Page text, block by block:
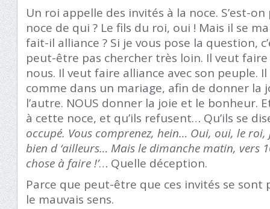
Un roi appelle des invités à la noce. S’est-
noce de qui ? Le fils du roi, oui ! Mais il se
fait-il alliance ? Si je vous pose la question,
peut-être pas chercher très loin. Il veut
nous. Il veut faire alliance avec son peuple.
comme dans un mariage, afin de donner la
l’autre. NOUS donner la joie et le bonheur.
à cette noce, et qu’ils refusent… Qu’ils se
occupé. Vous comprenez, hein… Oui, oui, le roi,
bien d ‘ailleurs… Mais le dimanche matin, vers
chose à faire !’… Quelle déception.
Parce que peut-être que ces invités se sont
le mauvais sens.